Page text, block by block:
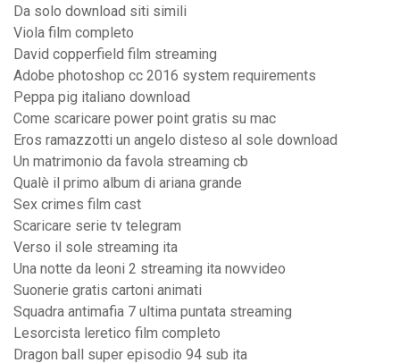
Da solo download siti simili
Viola film completo
David copperfield film streaming
Adobe photoshop cc 2016 system requirements
Peppa pig italiano download
Come scaricare power point gratis su mac
Eros ramazzotti un angelo disteso al sole download
Un matrimonio da favola streaming cb
Qualè il primo album di ariana grande
Sex crimes film cast
Scaricare serie tv telegram
Verso il sole streaming ita
Una notte da leoni 2 streaming ita nowvideo
Suonerie gratis cartoni animati
Squadra antimafia 7 ultima puntata streaming
Lesorcista leretico film completo
Dragon ball super episodio 94 sub ita